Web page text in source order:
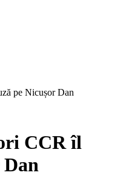
pe Nicușor Dan
CCR îl
Dan